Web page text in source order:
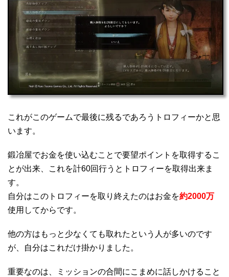
これがこのゲームで最後に残るであろうトロフィーかと思
います。
鍛冶屋でお金を使い込むことで要望ポイントを取得するこ
とが出来、これを計60回行うとトロフィーを取得出来ま
す。
自分はこのトロフィーを取り終えたのはお金を約2000万
使用してからです。
他の方はもっと少なくても取れたという人が多いのです
が、自分はこれだけ掛かりました。
重要なのは、ミッションの合間にこまめに話しかけること